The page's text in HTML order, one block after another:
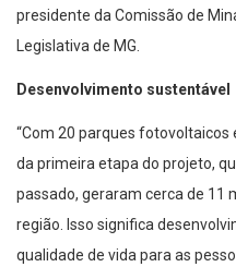
presidente da Comissão de
Legislativa de MG.
Desenvolvimento sustentável
“Com 20 parques fotovoltaicos
da primeira etapa do projeto,
passado, geraram cerca de 11
região. Isso significa
qualidade de vida para as